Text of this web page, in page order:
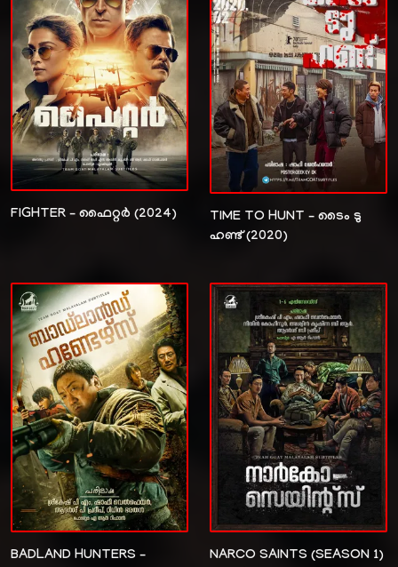
FIGHTER – ഫൈറ്റർ (2024)
TIME TO HUNT – ടൈം ടു
ഹണ്ട് (2020)
BADLAND HUNTERS –
NARCO SAINTS (SEASON 1)